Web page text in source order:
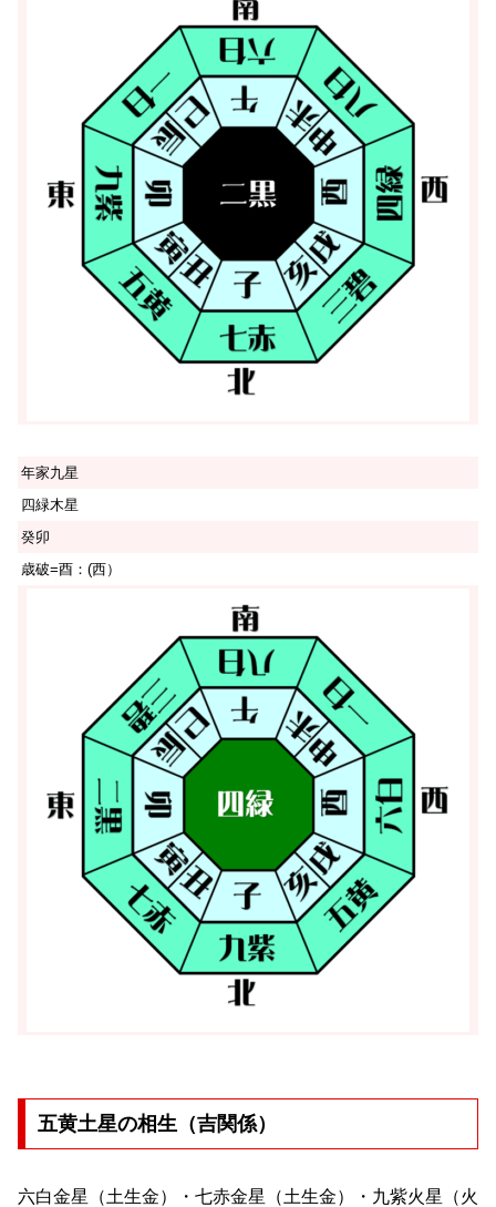
年家九星
四緑木星
癸卯
歳破=酉：(西）
五黄土星の相生（吉関係）
六白金星（土生金）・七赤金星（土生金）・九紫火星（火